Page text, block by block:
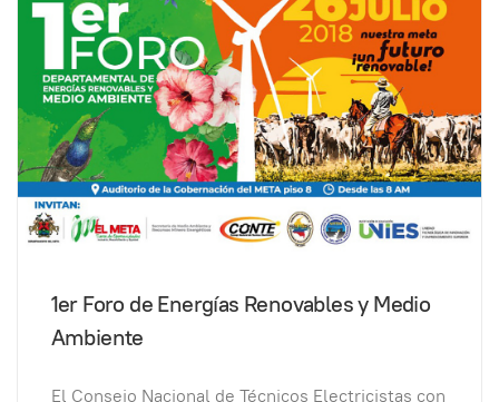
1er Foro de Energías Renovables y Medio
Ambiente
El Consejo Nacional de Técnicos Electricistas con